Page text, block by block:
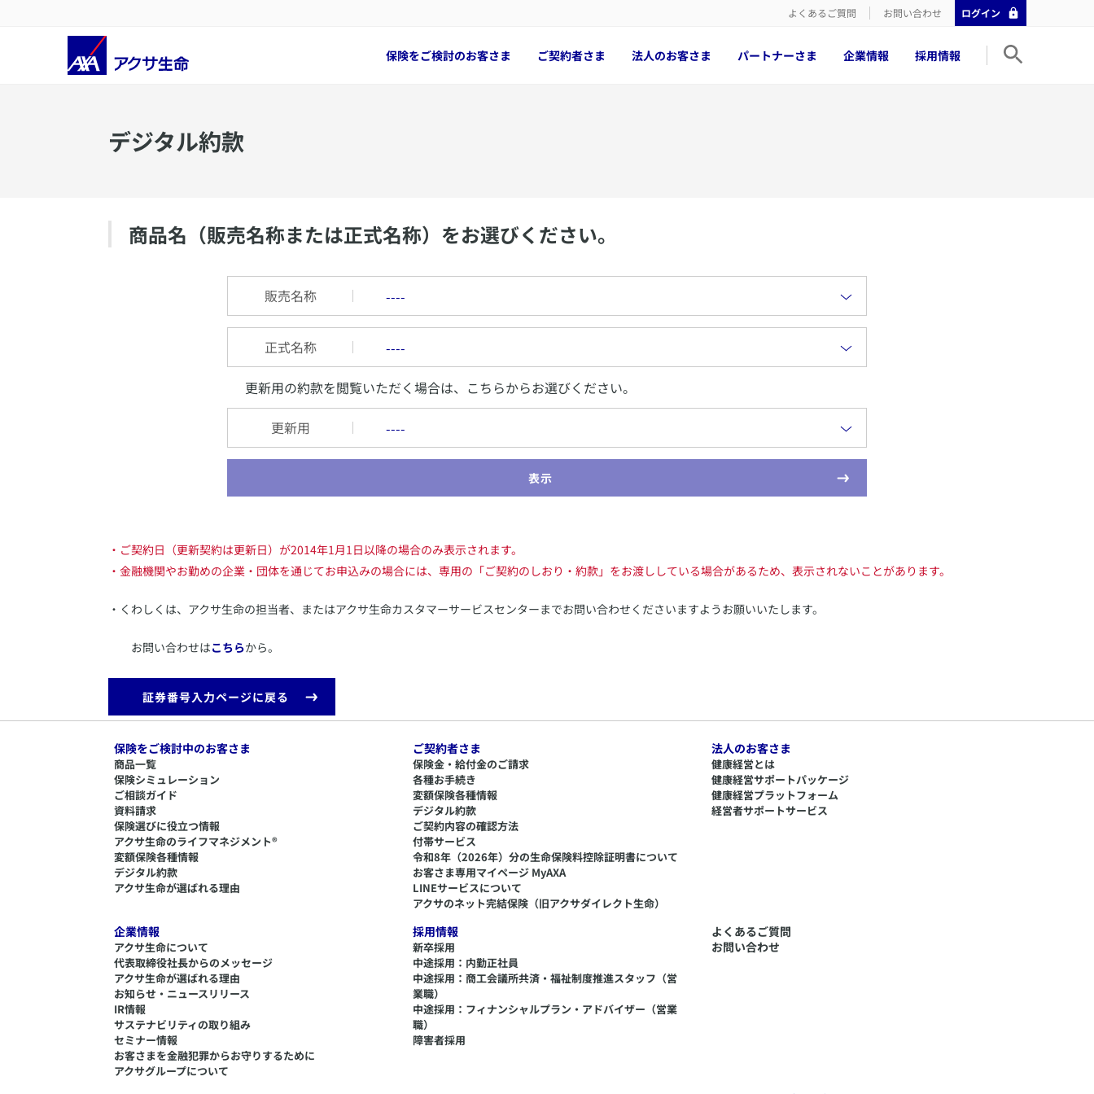
よくあるご質問 お問い合わせ ログイン
保険をご検討のお客さま ご契約者さま 法人のお客さま パートナーさま 企業情報 採用情報
デジタル約款
商品名（販売名称または正式名称）をお選びください。
販売名称
正式名称
更新用の約款を閲覧いただく場合は、こちらからお選びください。
更新用
表示
・ご契約日（更新契約は更新日）が2014年1月1日以降の場合のみ表示されます。
・金融機関やお勤めの企業・団体を通じてお申込みの場合には、専用の「ご契約のしおり・約款」をお渡ししている場合があるため、表示されないことがあります。
・くわしくは、アクサ生命の担当者、またはアクサ生命カスタマーサービスセンターまでお問い合わせくださいますようお願いいたします。
お問い合わせはこちらから。
証券番号入力ページに戻る
保険をご検討中のお客さま
商品一覧
保険シミュレーション
ご相談ガイド
資料請求
保険選びに役立つ情報
​アクサ生命のライフマネジメント®
変額保険各種情報
デジタル約款
アクサ生命が選ばれる理由
ご契約者さま
保険金・給付金のご請求
各種お手続き
変額保険各種情報
デジタル約款
ご契約内容の確認方法
付帯サービス
令和8年（2026年）分の生命保険料控除証明書について
​お客さま専用マイページ MyAXA
LINEサービスについて
アクサのネット完結保険（旧アクサダイレクト生命）
法人のお客さま
健康経営とは
健康経営サポートパッケージ
健康経営プラットフォーム
経営者サポートサービス
企業情報
アクサ生命について
代表取締役社長からのメッセージ
アクサ生命が選ばれる理由
お知らせ・ニュースリリース
IR情報
サステナビリティの取り組み
セミナー情報
​お客さまを金融犯罪からお守りするために
アクサグループについて
採用情報
新卒採用
中途採用：内勤正社員
中途採用：商工会議所共済・福祉制度推進スタッフ（営
業職）
中途採用：フィナンシャルプラン・アドバイザー（営業
職）
障害者採用
よくあるご質問
お問い合わせ